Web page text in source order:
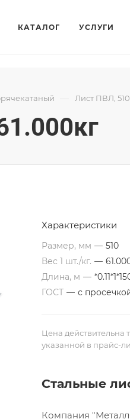
КАТАЛОГ УСЛУГИ
— Лист ПВЛ,
Характеристики
Размер, мм — 510
Вес 1 шт./кг. —
Длина, м —
ГОСТ — с
Цена действительна
указанной в прайс-
Стальные
Компания